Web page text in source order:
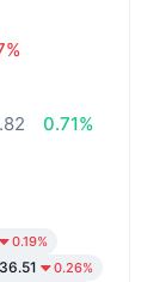
0.71%
0.19%
0.26%